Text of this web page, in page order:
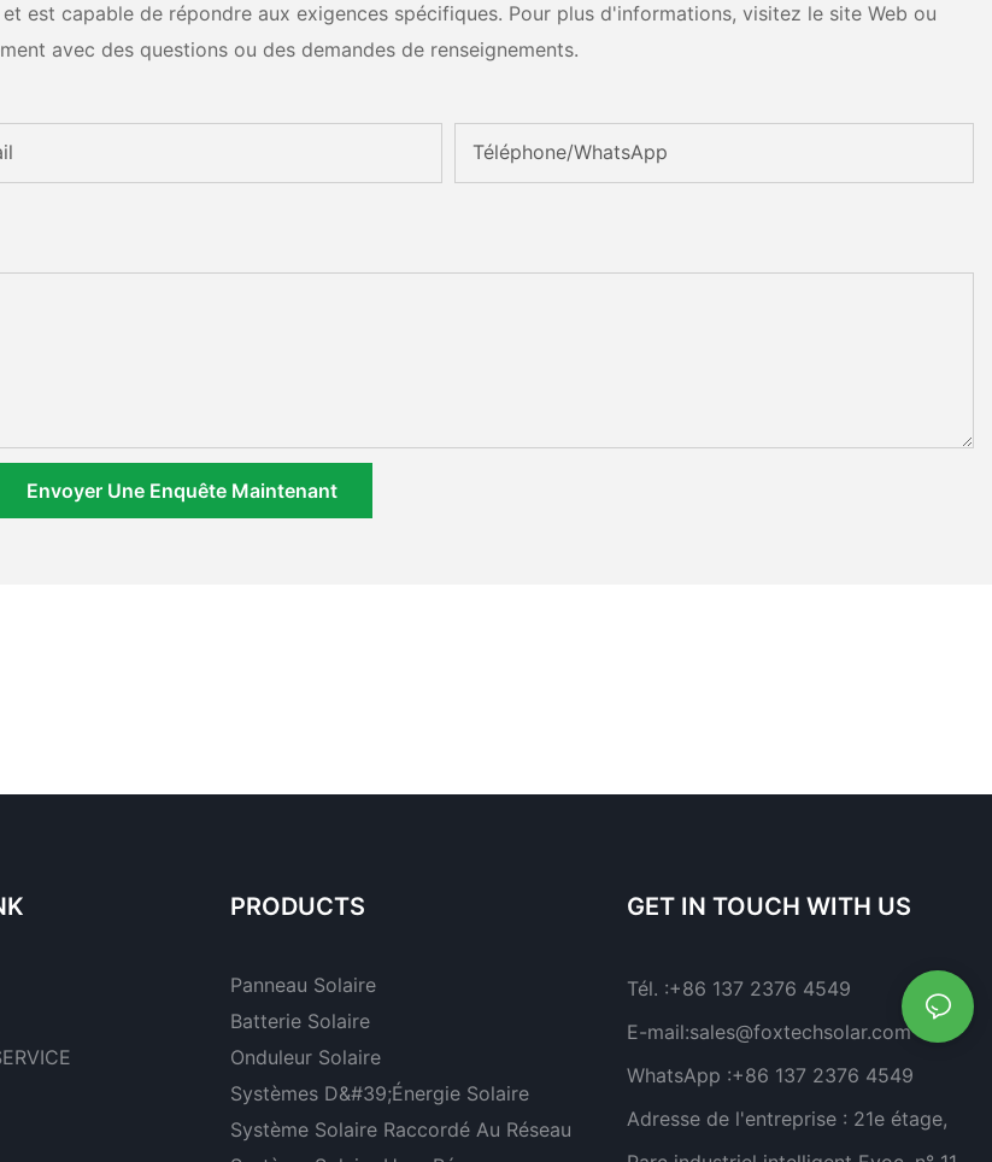
est capable de répondre aux exigences spécifiques. Pour plus d'informations, visitez le site Web ou
avec des questions ou des demandes de renseignements.
Téléphone/WhatsApp
Envoyer Une Enquête Maintenant
PRODUCTS
Panneau Solaire
Batterie Solaire
Onduleur Solaire
Systèmes D&#39;énergie Solaire
Système Solaire Raccordé Au Réseau
GET IN TOUCH WITH US
Tél. :+86 137 2376 4549
E-mail:sales@foxtechsolar.com
WhatsApp :+86 137 2376 4549
Adresse de l'entreprise : 21e étage,